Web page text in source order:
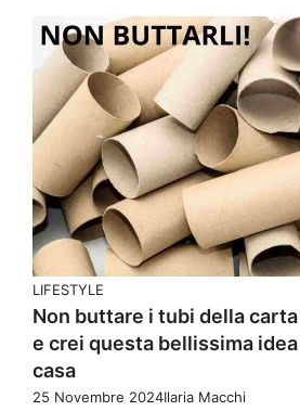
LIFESTYLE
Non buttare i tubi della
e crei questa bellissima
casa
25 Novembre 2024Ilaria Macchi